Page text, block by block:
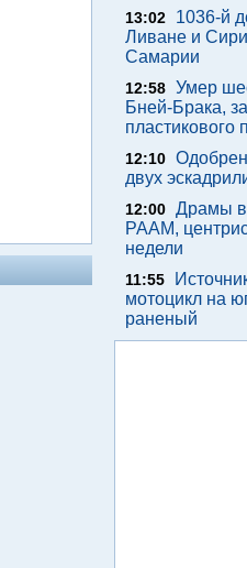
13:02
1036-й
Ливане и
Самарии
12:58 Умер
Бней-Брака,
пластикового
12:10
двух
12:00 Драмы в
РААМ,
недели
11:55
мотоцикл на
раненый